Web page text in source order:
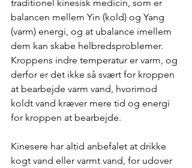
traditionel kinesisk medicin, som er
balancen mellem Yin (kold) og Yang
(varm) energi, og at ubalance imellem
dem kan skabe helbredsproblemer.
Kroppens indre temperatur er varm, og
derfor er det ikke så svært for kroppen
at bearbejde varm vand, hvorimod
koldt vand kræver mere tid og energi
for kroppen at bearbejde.
Kinesere har altid anbefalet at drikke
kogt vand eller varmt vand, for udover